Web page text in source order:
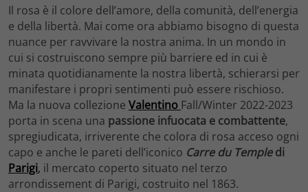
Il rosa è il colore dell’amore, della comunità, dell’energia
e della libertà. Mai come ora abbiamo bisogno di questa
nuance per ravvivare la nostra anima. In un mondo in
cui si costruiscono sempre più barriere ed in cui è
minata quotidianamente la nostra libertà, schierarsi per
manifestare i propri sentimenti può essere rischioso.
Ma la nuova collezione Valentino Fall/Winter 2022-2023
porta in scena una passione infuocata e combattente,
spregiudicata, irriverente che colora di rosa acceso ogni
capo e anche le pareti dell’iconico Carre du Templedi
Parigi, il mercato coperto situato nel terzo
arrondissement di Parigi, costruito nel 1863.